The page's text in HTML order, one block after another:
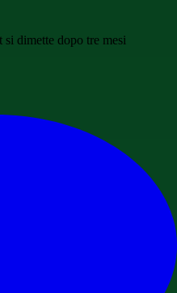
dimette dopo tre mesi